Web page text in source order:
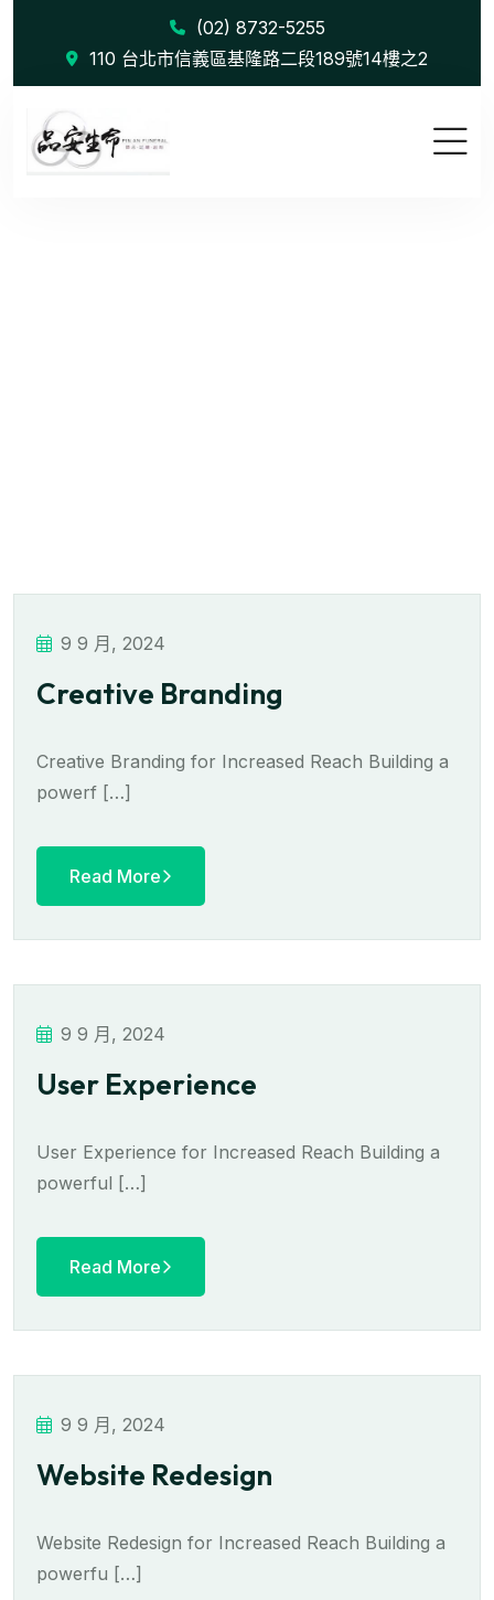
(02) 8732-5255
110 台北市信義區基隆路二段189號14樓之2
9 9 月, 2024
Creative Branding
Creative Branding for Increased Reach Building a
powerf […]
Read More
9 9 月, 2024
User Experience
User Experience for Increased Reach Building a
powerful […]
Read More
9 9 月, 2024
Website Redesign
Website Redesign for Increased Reach Building a
powerfu […]